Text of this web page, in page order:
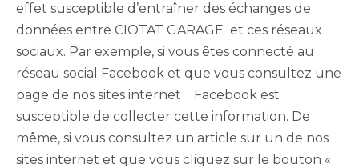
effet susceptible d’entraîner des échanges de
données entre CIOTAT GARAGE et ces réseaux
sociaux. Par exemple, si vous êtes connecté au
réseau social Facebook et que vous consultez une
page de nos sites internet Facebook est
susceptible de collecter cette information. De
même, si vous consultez un article sur un de nos
sites internet et que vous cliquez sur le bouton «